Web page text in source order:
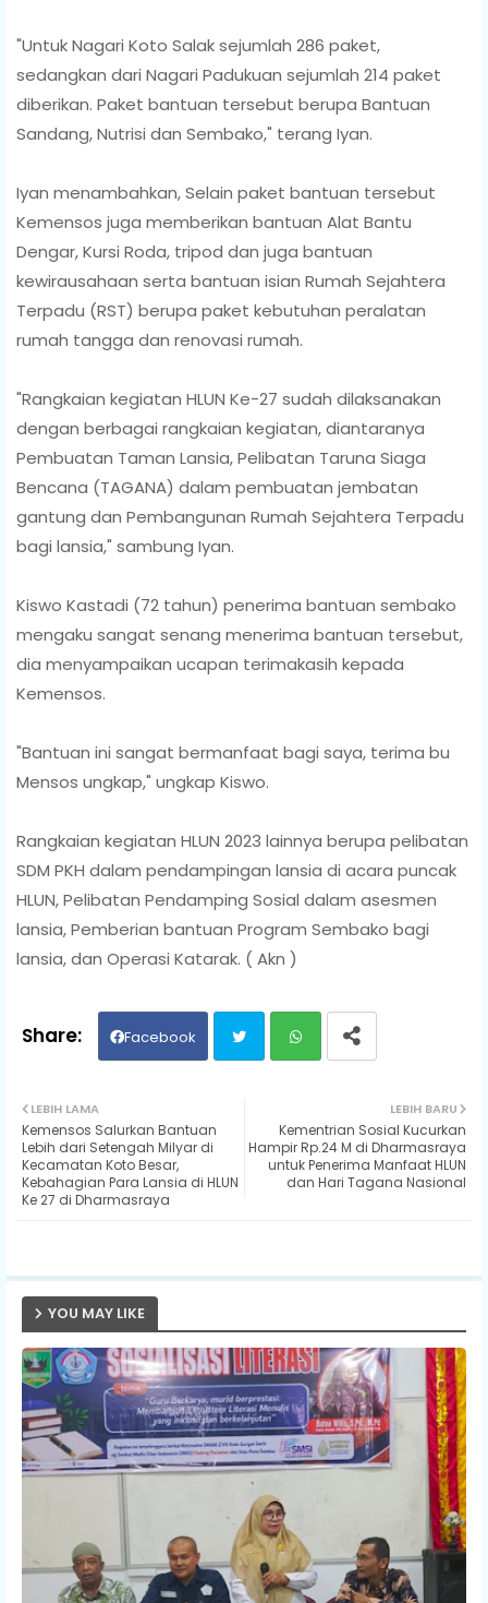
"Untuk Nagari Koto Salak sejumlah 286 paket,
sedangkan dari Nagari Padukuan sejumlah 214 paket
diberikan. Paket bantuan tersebut berupa Bantuan
Sandang, Nutrisi dan Sembako," terang Iyan.
Iyan menambahkan, Selain paket bantuan tersebut
Kemensos juga memberikan bantuan Alat Bantu
Dengar, Kursi Roda, tripod dan juga bantuan
kewirausahaan serta bantuan isian Rumah Sejahtera
Terpadu (RST) berupa paket kebutuhan peralatan
rumah tangga dan renovasi rumah.
"Rangkaian kegiatan HLUN Ke-27 sudah dilaksanakan
dengan berbagai rangkaian kegiatan, diantaranya
Pembuatan Taman Lansia, Pelibatan Taruna Siaga
Bencana (TAGANA) dalam pembuatan jembatan
gantung dan Pembangunan Rumah Sejahtera Terpadu
bagi lansia," sambung Iyan.
Kiswo Kastadi (72 tahun) penerima bantuan sembako
mengaku sangat senang menerima bantuan tersebut,
dia menyampaikan ucapan terimakasih kepada
Kemensos.
"Bantuan ini sangat bermanfaat bagi saya, terima bu
Mensos ungkap," ungkap Kiswo.
Rangkaian kegiatan HLUN 2023 lainnya berupa pelibatan
SDM PKH dalam pendampingan lansia di acara puncak
HLUN, Pelibatan Pendamping Sosial dalam asesmen
lansia, Pemberian bantuan Program Sembako bagi
lansia, dan Operasi Katarak. ( Akn )
Facebook
ats
ap
LEBIH BARU
Kementrian Sosial Kucurkan
Hampir Rp.24 M di Dharmasraya
untuk Penerima Manfaat HLUN
dan Hari Tagana Nasional
LEBIH LAMA
Kemensos Salurkan Bantuan
Lebih dari Setengah Milyar di
Kecamatan Koto Besar,
Kebahagian Para Lansia di HLUN
Ke 27 di Dharmasraya
YOU MAY LIKE